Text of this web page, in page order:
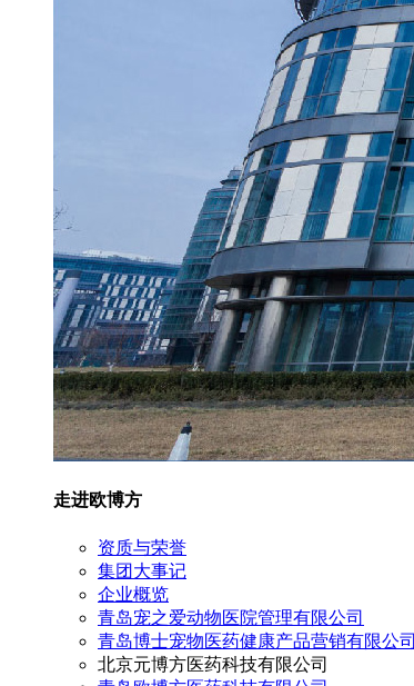
走进欧博方
资质与荣誉
集团大事记
企业概览
青岛宠之爱动物医院管理有限公司
青岛博士宠物医药健康产品营销有限公司
北京元博方医药科技有限公司